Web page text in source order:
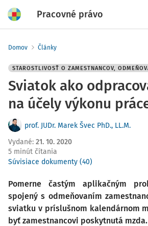
Pracovné právo
Domov Články
STAROSTLIVOSŤ O ZAMESTNANCOV,
Sviatok ako
na účely výkonu
prof. JUDr. Marek Švec PhD., LL.M.
Vydané: 21. 10. 2020
5 minút čítania
Súvisiace dokumenty (40)
Pomerne častým aplikačným
spojený s odmeňovaním
sviatku v príslušnom kalendárnom
byť zamestnancovi poskytnutá mzda.